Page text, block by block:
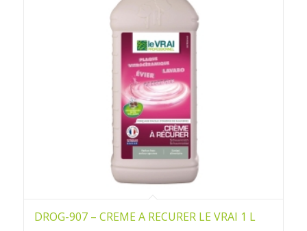
DROG-907 – CREME A RECURER LE VRAI 1 L